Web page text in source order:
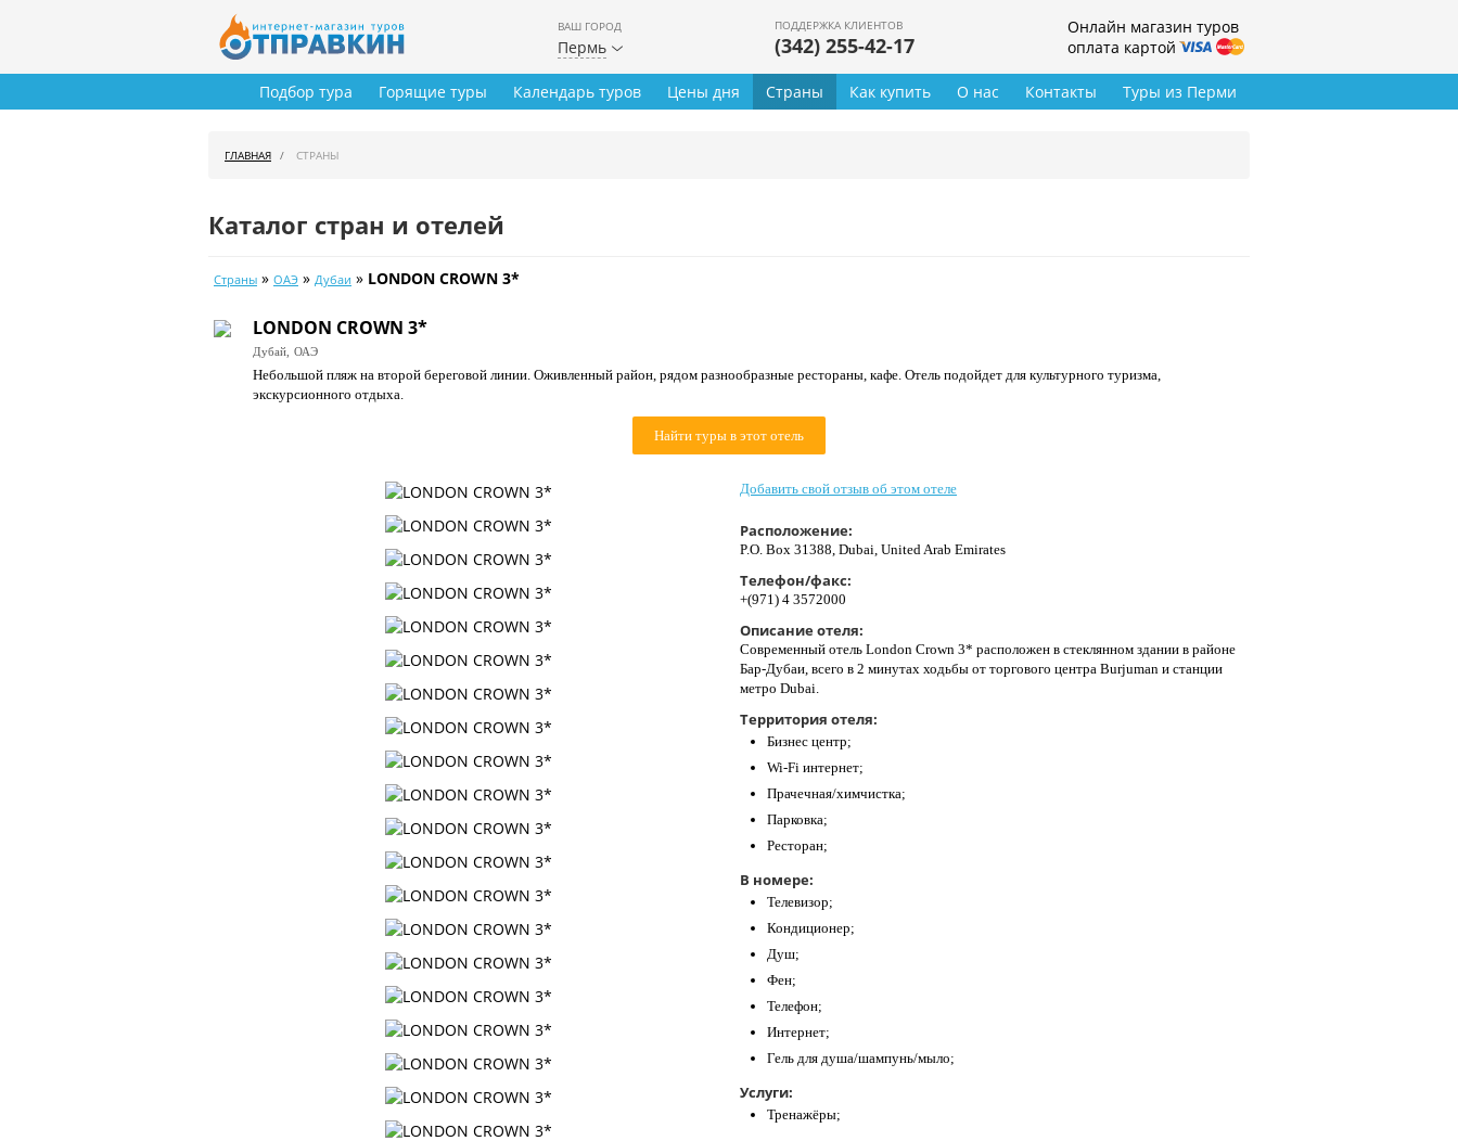
ВАШ ГОРОД
Пермь
ПОДДЕРЖКА КЛИЕНТОВ
(342) 255-42-17
Онлайн магазин туров
оплата картой
Туры из Перми
Подбор тура Горящие туры Календарь туров Цены дня Страны Как купить О нас Контакты
ГЛАВНАЯ СТРАНЫ
Каталог стран и отелей
Страны » ОАЭ » Дубаи » LONDON CROWN 3*
LONDON CROWN 3*
Дубай, ОАЭ
Небольшой пляж на второй береговой линии. Оживленный район, рядом разнообразные рестораны, кафе. Отель подойдет для культурного туризма,
экскурсионного отдыха.
Найти туры в этот отель
Добавить свой отзыв об этом отеле
Расположение:
P.O. Box 31388, Dubai, United Arab Emirates
Телефон/факс:
+(971) 4 3572000
Описание отеля:
Современный отель London Crown 3* расположен в стеклянном здании в районе
Бар-Дубаи, всего в 2 минутах ходьбы от торгового центра Burjuman и станции
метро Dubai.
Территория отеля:
Бизнес центр;
Wi-Fi интернет;
Прачечная/химчистка;
Парковка;
Ресторан;
В номере:
Телевизор;
Кондиционер;
Душ;
Фен;
Телефон;
Интернет;
Гель для душа/шампунь/мыло;
Услуги:
Тренажёры;